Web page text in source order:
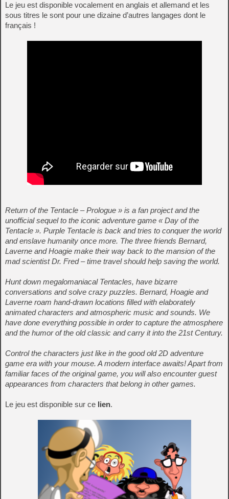
Le jeu est disponible vocalement en anglais et allemand et les
sous titres le sont pour une dizaine d’autres langages dont le
français !
Return of the Tentacle – Prologue » is a fan project and the
unofficial sequel to the iconic adventure game « Day of the
Tentacle ». Purple Tentacle is back and tries to conquer the world
and enslave humanity once more. The three friends Bernard,
Laverne and Hoagie make their way back to the mansion of the
mad scientist Dr. Fred – time travel should help saving the world.
Hunt down megalomaniacal Tentacles, have bizarre
conversations and solve crazy puzzles. Bernard, Hoagie and
Laverne roam hand-drawn locations filled with elaborately
animated characters and atmospheric music and sounds. We
have done everything possible in order to capture the atmosphere
and the humor of the old classic and carry it into the 21st Century.
Control the characters just like in the good old 2D adventure
game era with your mouse. A modern interface awaits! Apart from
familiar faces of the original game, you will also encounter guest
appearances from characters that belong in other games.
Le jeu est disponible sur ce lien.